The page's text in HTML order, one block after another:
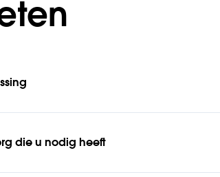
die u nodig heeft